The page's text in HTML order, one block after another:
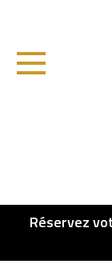
Réservez